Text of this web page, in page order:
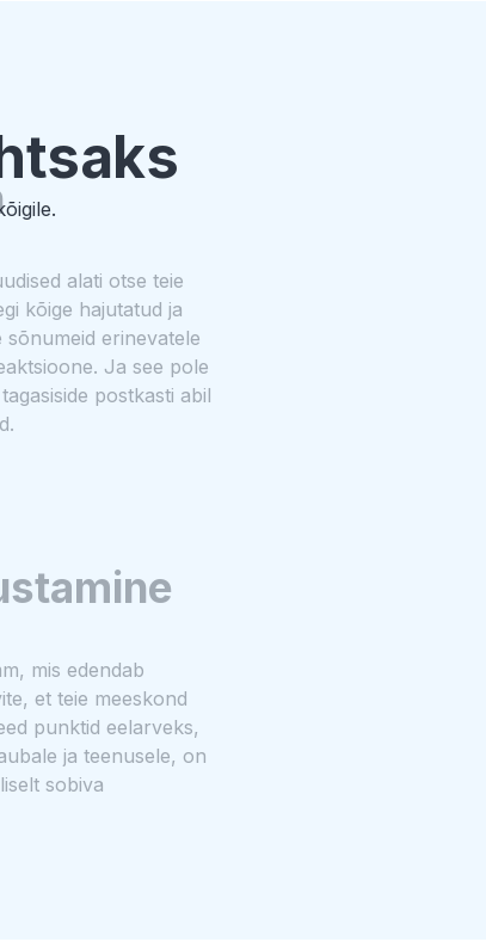
alati otse teie
kõige hajutatud ja
sõnumeid erinevatele
Ja see pole
postkasti abil
mis edendab
et teie meeskond
punktid eelarveks,
ja teenusele, on
sobiva